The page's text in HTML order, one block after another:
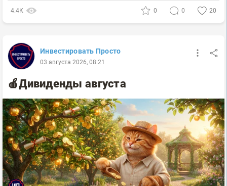
4.4К 0 0 20
Инвестировать Просто
03 августа 2026, 08:21
🍎Дивиденды августа